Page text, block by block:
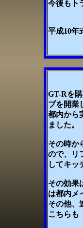
今後もト
平成10
GT-Rを
プを開業
都内から
ました。
その時か
ので、リ
してキッ
その効果
は都内メ
その他、
こちらも